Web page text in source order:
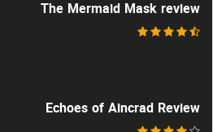
The Mermaid Mask review
Echoes of Aincrad Review